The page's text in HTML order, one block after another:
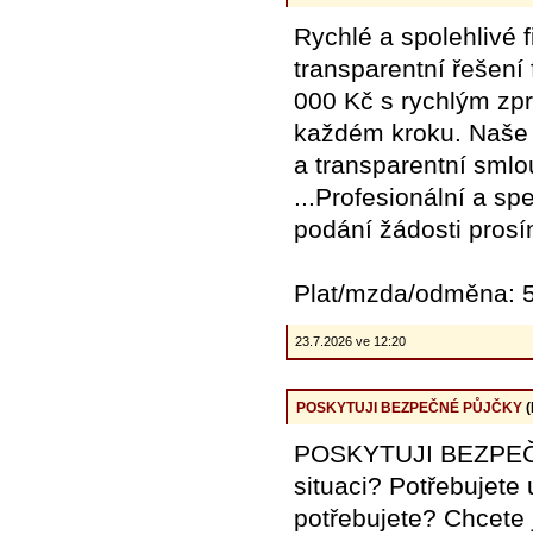
Rychlé a spolehlivé
transparentní
000 Kč s rychlým
každém kroku.
a transparentní
...Profesionální a
podání žádosti
Plat/mzda/odměna:
23.7.2026 ve 12:20
POSKYTUJI BEZPEČNÉ PŮJČKY
POSKYTUJI
situaci? Potřebujete
potřebujete?